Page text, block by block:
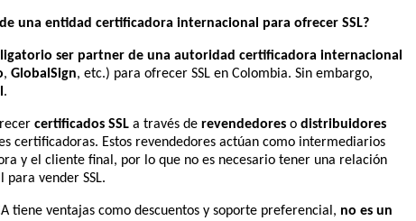
una entidad certificadora internacional para ofrecer SSL?
ser partner de una autoridad certificadora internacional
, GlobalSign, etc.) para ofrecer SSL en Colombia. Sin embargo,
.
certificados SSL a través de revendedores o distribuidores
certificadoras. Estos revendedores actúan como intermediarios
y el cliente final, por lo que no es necesario tener una relación
vender SSL.
tiene ventajas como descuentos y soporte preferencial, no es un